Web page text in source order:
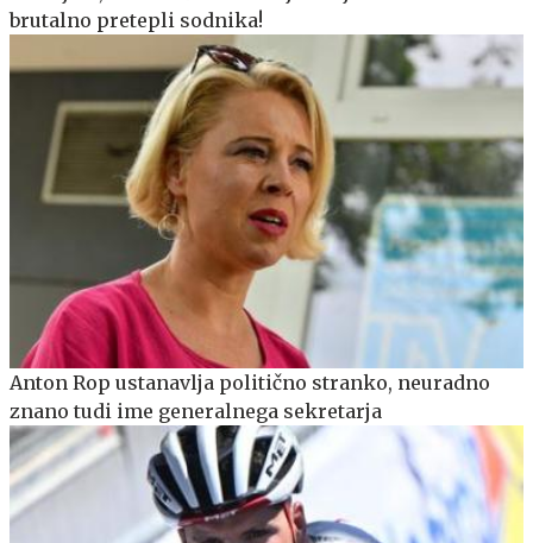
brutalno pretepli sodnika!
Anton Rop ustanavlja politično stranko, neuradno
znano tudi ime generalnega sekretarja